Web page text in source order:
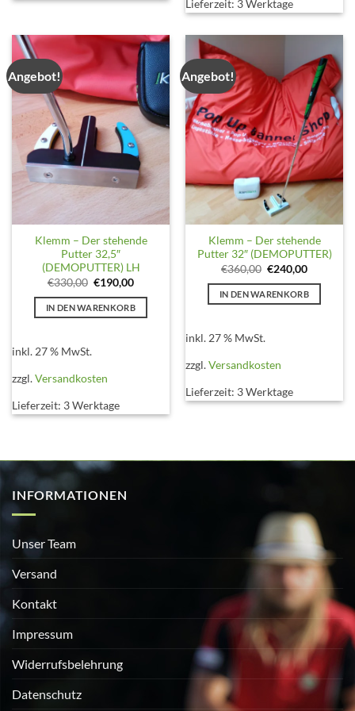
Lieferzeit: 3 Werktage
Angebot!
Klemm – Der stehende
Putter 32,5″
(DEMOPUTTER) LH
€330,00 Ursprünglicher
war:
€330,00
€190,00Aktueller
ist:
€190,00.
IN DEN WARENKORB
inkl. 27 % MwSt.
zzgl.Versandkosten
Lieferzeit: 3 Werktage
Angebot!
Klemm – Der stehende
Putter 32″ (DEMOPUTTER)
€360,00 Ursprünglicher
war:
€360,00
€240,00Aktueller
ist:
€240,00.
IN DEN WARENKORB
inkl. 27 % MwSt.
zzgl.Versandkosten
Lieferzeit: 3 Werktage
INFORMATIONEN
Unser Team
Versand
Kontakt
Impressum
Widerrufsbelehrung
Datenschutz